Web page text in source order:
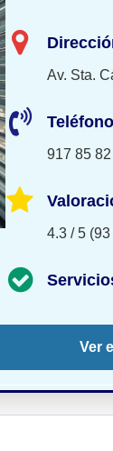
Av. Sta.
Teléfono
917 85
4.3 / 5
Ver